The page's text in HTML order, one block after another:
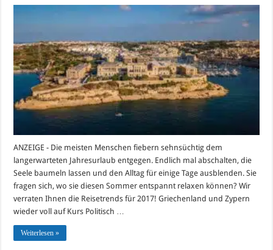
für
die
Die
schönsten
Urlaubsziele
für
2017
ANZEIGE - Die meisten Menschen fiebern sehnsüchtig dem
langerwarteten Jahresurlaub entgegen. Endlich mal abschalten, die
Seele baumeln lassen und den Alltag für einige Tage ausblenden. Sie
fragen sich, wo sie diesen Sommer entspannt relaxen können? Wir
verraten Ihnen die Reisetrends für 2017! Griechenland und Zypern
wieder voll auf Kurs Politisch …
Weiterlesen »